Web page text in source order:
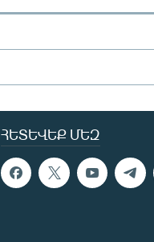
ՀԵՏԵՎԵՔ ՄԵԶ